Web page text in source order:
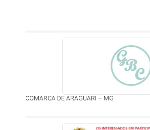
COMARCA DE ARAGUARI – MG